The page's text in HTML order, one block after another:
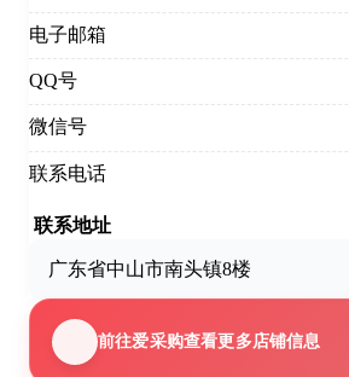
电子邮箱
QQ号
微信号
联系电话
联系地址
广东省中山市南头镇8楼
前往爱采购查看更多店铺信息